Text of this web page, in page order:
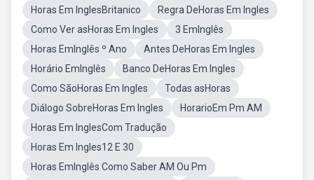
Horas Em InglesBritanico
Regra DeHoras Em Ingles
Como Ver asHoras Em Ingles
3 EmInglês
Horas EmInglês º Ano
Antes DeHoras Em Ingles
Horário EmInglês
Banco DeHoras Em Ingles
Como SãoHoras Em Ingles
Todas asHoras
Diálogo SobreHoras Em Ingles
HorarioEm Pm AM
Horas Em InglesCom Tradução
Horas Em Ingles12 E 30
Horas EmInglês Como Saber AM Ou Pm